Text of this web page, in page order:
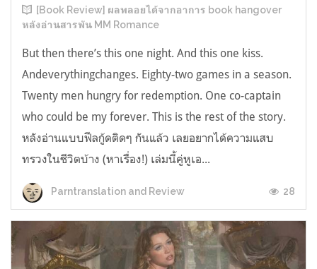
[Book Review] ผลพลอยได้จากอาการ book hangover
หลังอ่านสารพัน MM Romance
But then there’s this one night. And this one kiss.
Andeverythingchanges. Eighty-two games in a season.
Twenty men hungry for redemption. One co-captain
who could be my forever. This is the rest of the story.
หลังอ่านแบบฟีลกู้ดติดๆ กันแล้ว เลยอยากได้ความแสบ
ทรวงในชีวิตบ้าง (หาเรื่อง!) เล่มนี้คู่หูเอ...
Parntranslation and Review 28